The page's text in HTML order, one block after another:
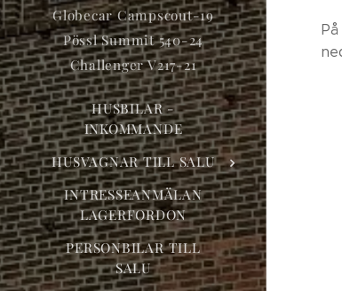
Globecar Campscout-19
Pössl Summit 540-24
Challenger V217-21
HUSBILAR -
INKOMMANDE
HUSVAGNAR TILL SALU
INTRESSEANMÄLAN
LAGERFORDON
PERSONBILAR TILL
SALU